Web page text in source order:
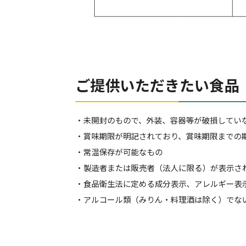
ご提供いただきたい食品
・未開封のもので、外装、容器等が破損してい
・賞味期限が明記されており、賞味期限まで
・常温保存が可能なもの
・製造者または販売者（法人に限る）が表示さ
・食品衛生法に定める成分表示、アレルギー表
・アルコール類（みりん・料理酒は除く）でな